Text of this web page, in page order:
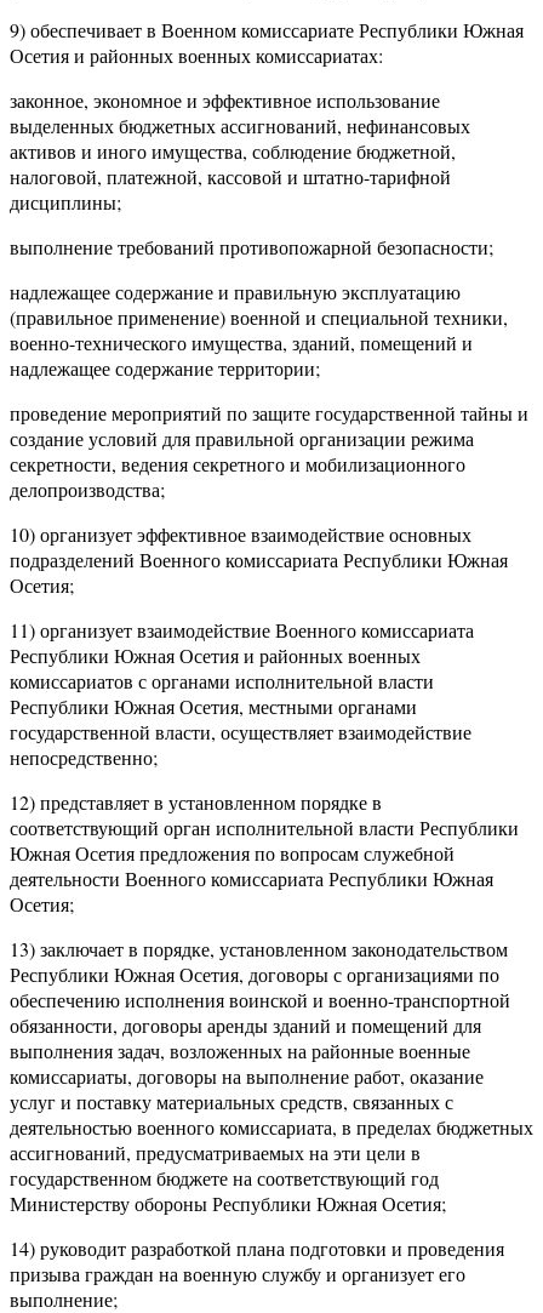
9) обеспечивает в Военном комиссариате Республики Южная
Осетия и районных военных комиссариатах:
законное, экономное и эффективное использование
выделенных бюджетных ассигнований, нефинансовых
активов и иного имущества, соблюдение бюджетной,
налоговой, платежной, кассовой и штатно-тарифной
дисциплины;
выполнение требований противопожарной безопасности;
надлежащее содержание и правильную эксплуатацию
(правильное применение) военной и специальной техники,
военно-технического имущества, зданий, помещений и
надлежащее содержание территории;
проведение мероприятий по защите государственной тайны и
создание условий для правильной организации режима
секретности, ведения секретного и мобилизационного
делопроизводства;
10) организует эффективное взаимодействие основных
подразделений Военного комиссариата Республики Южная
Осетия;
11) организует взаимодействие Военного комиссариата
Республики Южная Осетия и районных военных
комиссариатов с органами исполнительной власти
Республики Южная Осетия, местными органами
государственной власти, осуществляет взаимодействие
непосредственно;
12) представляет в установленном порядке в
соответствующий орган исполнительной власти Республики
Южная Осетия предложения по вопросам служебной
деятельности Военного комиссариата Республики Южная
Осетия;
13) заключает в порядке, установленном законодательством
Республики Южная Осетия, договоры с организациями по
обеспечению исполнения воинской и военно-транспортной
обязанности, договоры аренды зданий и помещений для
выполнения задач, возложенных на районные военные
комиссариаты, договоры на выполнение работ, оказание
услуг и поставку материальных средств, связанных с
деятельностью военного комиссариата, в пределах бюджетных
ассигнований, предусматриваемых на эти цели в
государственном бюджете на соответствующий год
Министерству обороны Республики Южная Осетия;
14) руководит разработкой плана подготовки и проведения
призыва граждан на военную службу и организует его
выполнение;